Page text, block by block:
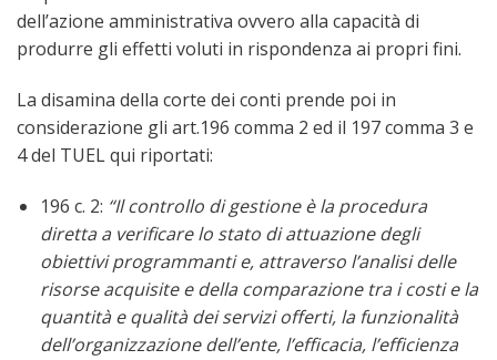
dell’azione amministrativa ovvero alla capacità di
produrre gli effetti voluti in rispondenza ai propri fini.
La disamina della corte dei conti prende poi in
considerazione gli art.196 comma 2 ed il 197 comma 3 e
4 del TUEL qui riportati:
196 c. 2: “Il controllo di gestione è la procedura
diretta a verificare lo stato di attuazione degli
obiettivi programmanti e, attraverso l’analisi delle
risorse acquisite e della comparazione tra i costi e la
quantità e qualità dei servizi offerti, la funzionalità
dell’organizzazione dell’ente, l’efficacia, l’efficienza